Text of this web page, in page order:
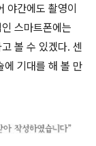
야간에도 촬영이
스마트폰에는
볼 수 있겠다. 센
에 기대를 해 볼 만